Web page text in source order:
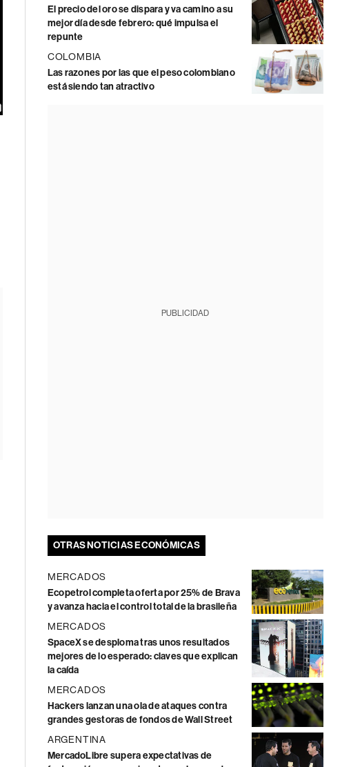
El precio del oro se dispara y va camino a su
mejor día desde febrero: qué impulsa el
repunte
COLOMBIA
Las razones por las que el peso colombiano
está siendo tan atractivo
PUBLICIDAD
OTRAS NOTICIAS ECONÓMICAS
MERCADOS
Ecopetrol completa oferta por 25% de Brava
y avanza hacia el control total de la brasileña
MERCADOS
SpaceX se desploma tras unos resultados
mejores de lo esperado: claves que explican
la caída
MERCADOS
Hackers lanzan una ola de ataques contra
grandes gestoras de fondos de Wall Street
ARGENTINA
MercadoLibre supera expectativas de